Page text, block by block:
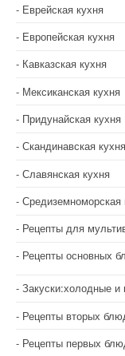
Еврейская кухня
Европейская кухня
Кавказская кухня
Мексиканская кухня
Придунайская кухня
Скандинавская кухня
Славянская кухня
Средиземноморская
Рецепты для
Рецепты основных
Закуски:холодные и
Рецепты вторых
Рецепты первых